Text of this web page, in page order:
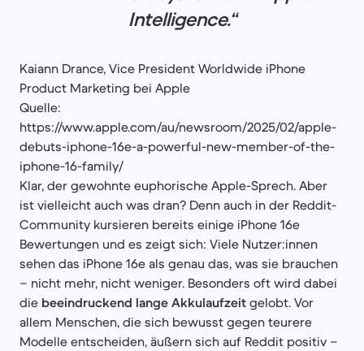
Intelligence.“
Kaiann Drance, Vice President Worldwide iPhone
Product Marketing bei Apple
Quelle:
https://www.apple.com/au/newsroom/2025/02/apple-
debuts-iphone-16e-a-powerful-new-member-of-the-
iphone-16-family/
Klar, der gewohnte euphorische Apple-Sprech. Aber
ist vielleicht auch was dran? Denn auch in der Reddit-
Community kursieren bereits einige iPhone 16e
Bewertungen und es zeigt sich: Viele Nutzer:innen
sehen das iPhone 16e als genau das, was sie brauchen
– nicht mehr, nicht weniger. Besonders oft wird dabei
die beeindruckend lange Akkulaufzeit gelobt. Vor
allem Menschen, die sich bewusst gegen teurere
Modelle entscheiden, äußern sich auf Reddit positiv –